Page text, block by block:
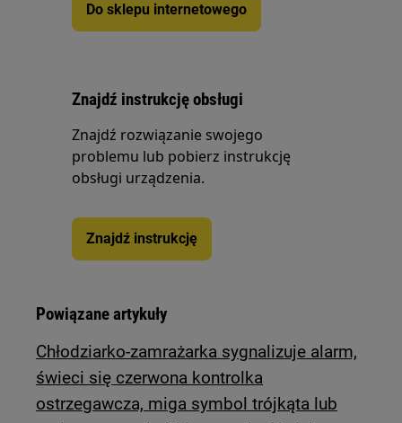
Do sklepu internetowego
Znajdź instrukcję obsługi
Znajdź rozwiązanie swojego
problemu lub pobierz instrukcję
obsługi urządzenia.
Znajdź instrukcję
Powiązane artykuły
Chłodziarko-zamrażarka sygnalizuje alarm,
świeci się czerwona kontrolka
ostrzegawcza, miga symbol trójkąta lub